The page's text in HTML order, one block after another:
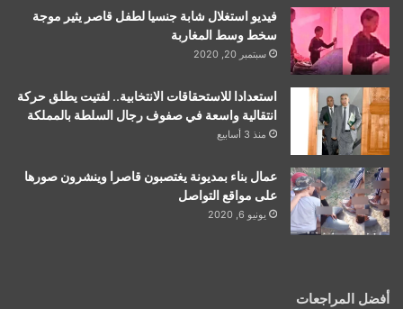
فيديو استغلال شابة جنسيا لطفل قاصر يثير موجة
سخط وسط المغاربة
سبتمبر 20, 2020
استعدادا للاستحقاقات الانتخابية.. لفتيت يطلق حركة
انتقالية واسعة في صفوف رجال السلطة بالمملكة
منذ 3 أسابيع
عمال بناء بمديونة يغتصبون قاصرا وينشرون صورها
على مواقع التواصل
يونيو 6, 2020
أفضل المراجعات